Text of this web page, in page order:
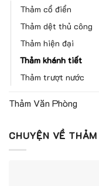
Thảm cổ điển
Thảm dệt thủ công
Thảm hiện đại
Thảm khánh tiết
Thảm trượt nước
Thảm Văn Phòng
CHUYỆN VỀ THẢM